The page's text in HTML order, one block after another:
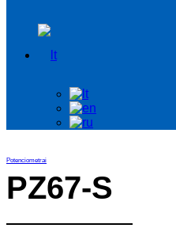
Potenciometrai
PZ67-S